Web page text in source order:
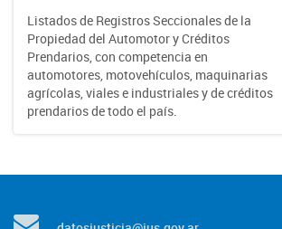
Listados de Registros Seccionales de la
Propiedad del Automotor y Créditos
Prendarios, con competencia en
automotores, motovehículos, maquinarias
agrícolas, viales e industriales y de créditos
prendarios de todo el país.